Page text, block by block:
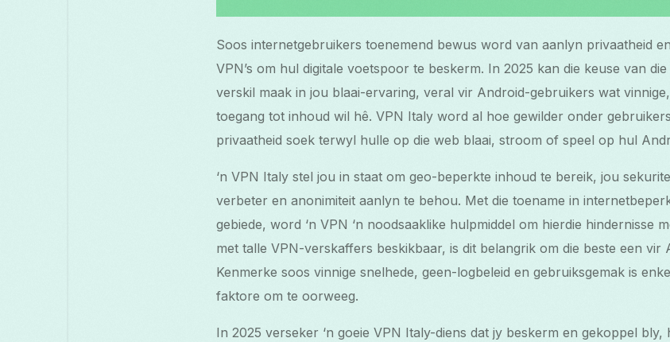
Soos internetgebruikers toenemend bewus word van aanlyn privaatheid
VPN’s om hul digitale voetspoor te beskerm. In 2025 kan die keuse van
verskil maak in jou blaai-ervaring, veral vir Android-gebruikers wat
toegang tot inhoud wil hê. VPN Italy word al hoe gewilder onder
privaatheid soek terwyl hulle op die web blaai, stroom of speel op hul
‘n VPN Italy stel jou in staat om geo-beperkte inhoud te bereik, jou
verbeter en anonimiteit aanlyn te behou. Met die toename in
gebiede, word ‘n VPN ‘n noodsaaklike hulpmiddel om hierdie hindernisse
met talle VPN-verskaffers beskikbaar, is dit belangrik om die beste een vir
Kenmerke soos vinnige snelhede, geen-logbeleid en gebruiksgemak is
faktore om te oorweeg.
In 2025 verseker ‘n goeie VPN Italy-diens dat jy beskerm en gekoppel bly,